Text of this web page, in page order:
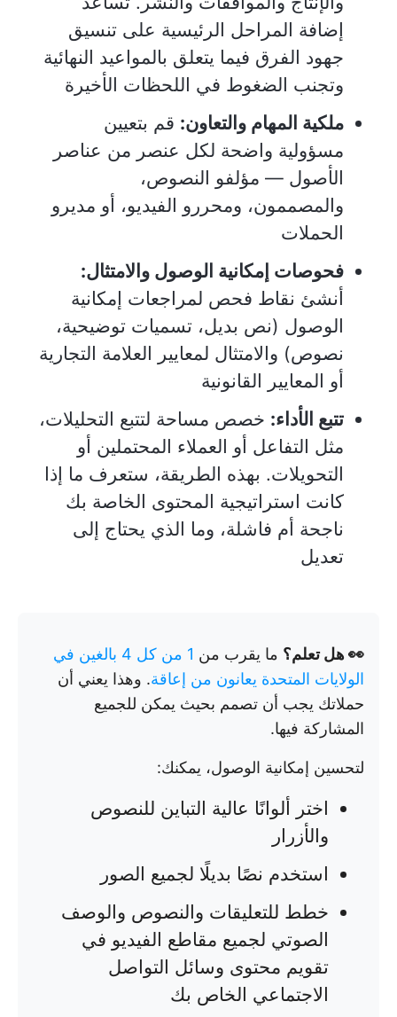
إضافة المراحل الرئيسية على تنسيق
جهود الفرق فيما يتعلق بالمواعيد النهائية
وتجنب الضغوط في اللحظات الأخيرة
ملكية المهام والتعاون: قم بتعيين
مسؤولية واضحة لكل عنصر من عناصر
الأصول — مؤلفو النصوص،
والمصممون، ومحررو الفيديو، أو مديرو
الحملات
فحوصات إمكانية الوصول والامتثال:
أنشئ نقاط فحص لمراجعات إمكانية
الوصول (نص بديل، تسميات توضيحية،
نصوص) والامتثال لمعايير العلامة التجارية
أو المعايير القانونية
تتبع الأداء: خصص مساحة لتتبع التحليلات،
مثل التفاعل أو العملاء المحتملين أو
التحويلات. بهذه الطريقة، ستعرف ما إذا
كانت استراتيجية المحتوى الخاصة بك
ناجحة أم فاشلة، وما الذي يحتاج إلى
تعديل
👀 هل تعلم؟ ما يقرب من
1 من كل 4 بالغين في
الولايات المتحدة يعانون من إعاقة. وهذا يعني أن
حملاتك يجب أن تصمم بحيث يمكن للجميع
المشاركة فيها.
لتحسين إمكانية الوصول، يمكنك:
اختر ألوانًا عالية التباين للنصوص
والأزرار
استخدم نصًا بديلًا لجميع الصور
خطط للتعليقات والنصوص والوصف
الصوتي لجميع مقاطع الفيديو في
تقويم محتوى وسائل التواصل
الاجتماعي الخاص بك